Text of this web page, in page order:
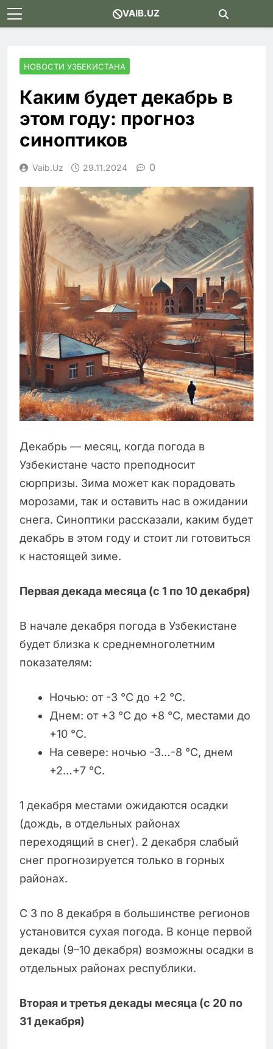
Skip
to
VAIB.UZ
НОВОСТИ УЗБЕКИСТАНА
Каким будет декабрь в
этом году: прогноз
синоптиков
Vaib.uz 29.11.2024 0
Декабрь — месяц, когда погода в
Узбекистане часто преподносит
сюрпризы. Зима может как порадовать
морозами, так и оставить нас в ожидании
снега. Синоптики рассказали, каким будет
декабрь в этом году и стоит ли готовиться
к настоящей зиме.
Первая декада месяца (с 1 по 10 декабря)
В начале декабря погода в Узбекистане
будет близка к среднемноголетним
показателям:
Ночью: от -3 °C до +2 °C.
Днем: от +3 °C до +8 °C, местами до
+10 °C.
На севере: ночью -3…-8 °C, днем
+2…+7 °C.
1 декабря местами ожидаются осадки
(дождь, в отдельных районах
переходящий в снег). 2 декабря слабый
снег прогнозируется только в горных
районах.
С 3 по 8 декабря в большинстве регионов
установится сухая погода. В конце первой
декады (9–10 декабря) возможны осадки в
отдельных районах республики.
Вторая и третья декады месяца (с 20 по
31 декабря)